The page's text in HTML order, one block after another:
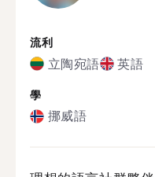
流利
立陶宛語 英語
學
挪威語